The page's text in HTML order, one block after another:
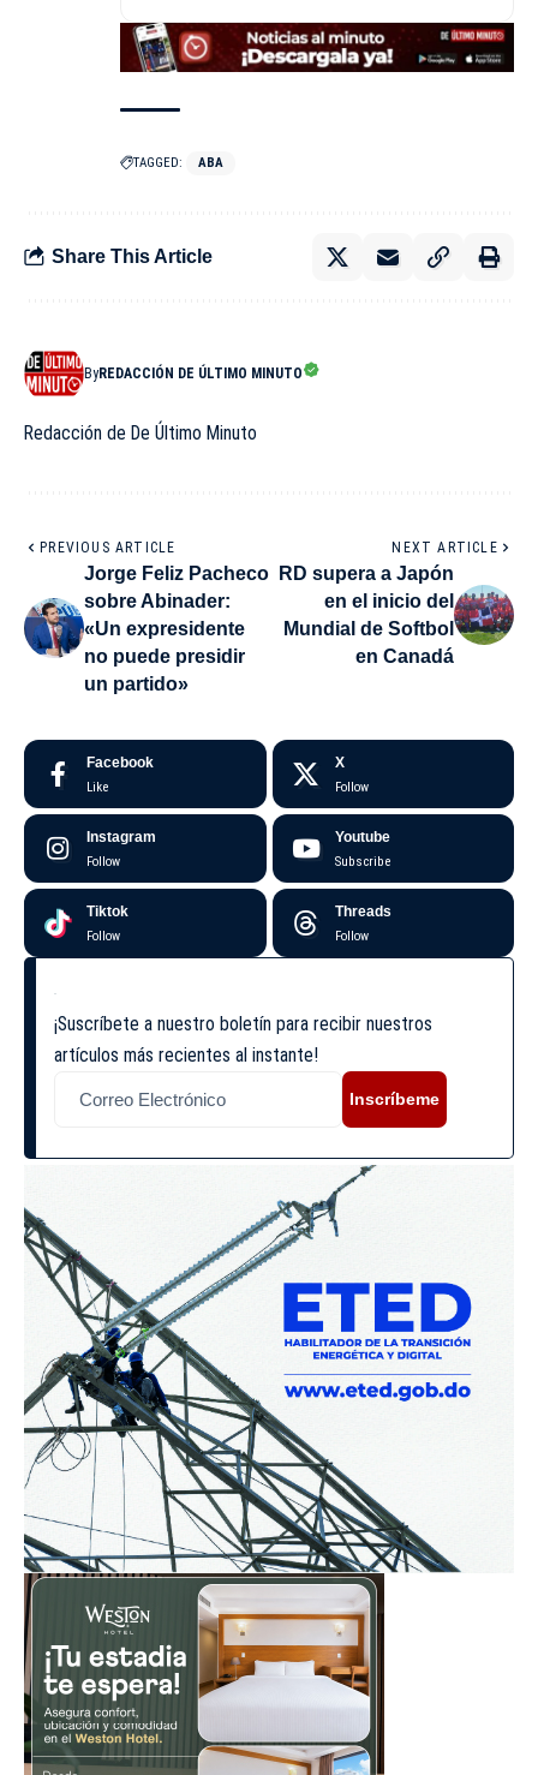
TAGGED: ABA
Share This Article
ByREDACCIÓN DE ÚLTIMO MINUTO
Redacción de De Último Minuto
PREVIOUS ARTICLE
Jorge Feliz Pacheco
sobre Abinader:
«Un expresidente
no puede presidir
un partido»
NEXT ARTICLE
RD supera a Japón
en el inicio del
Mundial de Softbol
en Canadá
Facebook
Like
X
Follow
Instagram
Follow
Youtube
Subscribe
Tiktok
Follow
Threads
Follow
¡Suscríbete a nuestro boletín para recibir nuestros
artículos más recientes al instante!
Inscríbeme